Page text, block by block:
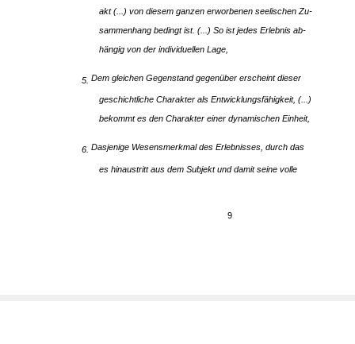
9
akt (...) von diesem ganzen erworbenen seelischen Zu-
sammenhang bedingt ist. (...) So ist jedes Erlebnis ab-
hängig von der individuellen Lage,
5. Dem gleichen Gegenstand gegenüber erscheint dieser
geschichtliche Charakter als Entwicklungsfähigkeit, (...)
bekommt es den Charakter einer dynamischen Einheit,
6. Dasjenige Wesensmerkmal des Erlebnisses, durch das
es hinaustritt aus dem Subjekt und damit seine volle